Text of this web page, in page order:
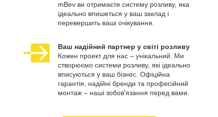
mBev ви отримаєте систему розливу, яка
ідеально впишеться у ваш заклад і
перевершить ваші очікування.
Ваш надійний партнер у світі розливу
Кожен проект для нас – унікальний. Ми
створюємо системи розливу, які ідеально
вписуються у ваш бізнес. Офіційна
гарантія, надійні бренди та професійний
монтаж – наші зобов'язання перед вами.